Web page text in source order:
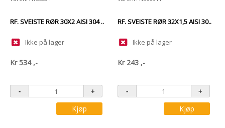
RF. SVEISTE RØR 30X2 AISI 304 ..
Ikke på lager
Kr534 ,-
Kjøp
RF. SVEISTE RØR 32X1,5 AISI 30..
Ikke på lager
Kr 243 ,-
Kjøp